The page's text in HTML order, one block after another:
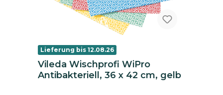
Lieferung bis 12.08.26
Vileda Wischprofi WiPro
Antibakteriell, 36 x 42 cm, gelb